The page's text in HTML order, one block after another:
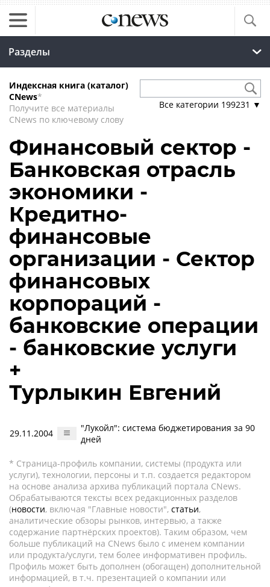
Разделы
Индексная книга (каталог)
CNews*
Получите все материалы
CNews по ключевому слову
Все категории 199231 ▼
Финансовый сектор -
Банковская отрасль
экономики -
Кредитно-
финансовые
организации - Сектор
финансовых
корпораций -
банковские операции
- банковские услуги
+
Турлыкин Евгений
29.11.2004
"Лукойл": система бюджетирования за 90
дней
* Страница-профиль компании, системы (продукта или
услуги), технологии, персоны и т.п. создается редактором
на основе анализа архива публикаций портала CNews.
Обрабатываются тексты всех редакционных разделов
(новости, включая "Главные новости", статьи,
аналитические обзоры рынков, интервью, а также
содержание партнёрских проектов). Таким образом, чем
больше публикаций на CNews было с именем компании
или продукта/услуги, тем более информативен профиль.
Профиль может быть дополнен (обогащен) дополнительной
информацией, в т.ч. презентацией о компании или